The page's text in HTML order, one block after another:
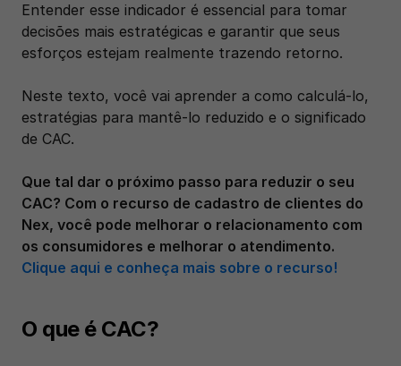
Entender esse indicador é essencial para tomar
decisões mais estratégicas e garantir que seus
esforços estejam realmente trazendo retorno.
Neste texto, você vai aprender a como calculá-lo,
estratégias para mantê-lo reduzido e o significado
de CAC.
Que tal dar o próximo passo para reduzir o seu
CAC? Com o recurso de cadastro de clientes do
Nex, você pode melhorar o relacionamento com
Clique aqui e conheça mais sobre o recurso!
O que é CAC?